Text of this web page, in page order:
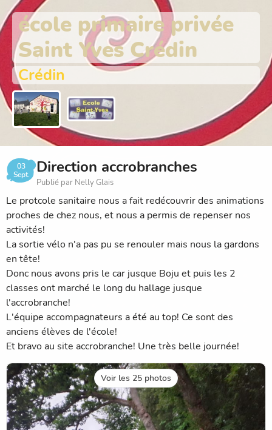
école primaire privée
Saint Yves Crédin
Crédin
03
Sept.
Direction accrobranches
Publié par Nelly Glais
Le protcole sanitaire nous a fait redécouvrir des animations
proches de chez nous, et nous a permis de repenser nos
activités!
La sortie vélo n'a pas pu se renouler mais nous la gardons
en tête!
Donc nous avons pris le car jusque Boju et puis les 2
classes ont marché le long du hallage jusque
l'accrobranche!
L'équipe accompagnateurs a été au top! Ce sont des
anciens élèves de l'école!
Et bravo au site accrobranche! Une très belle journée!
Voir les 25 photos